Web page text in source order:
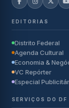
EDITORIAS
Distrito Federal
Agenda Cultural
Economia &
VC Repórter
Especial
SERVIÇOS DO DF